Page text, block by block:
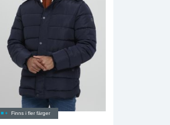
Finns i fler färger